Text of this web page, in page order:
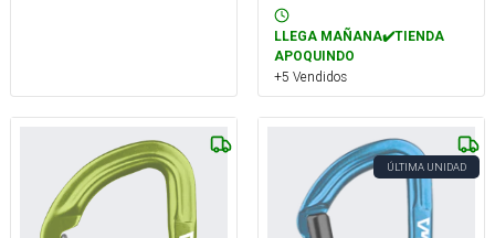
LLEGA MAÑANA✔️TIENDA
APOQUINDO
+5 Vendidos
ÚLTIMA UNIDAD